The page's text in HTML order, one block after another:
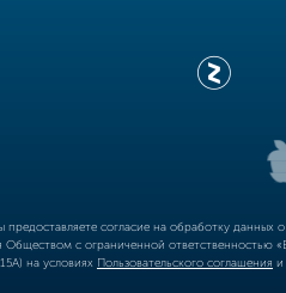
предоставляете согласие на обработку
Обществом с ограниченной
на условиях Пользовательского соглашения и